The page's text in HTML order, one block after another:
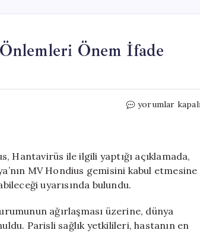
Önem İfade
DSÖ’den
Önlemleri
Önem
yorumlar
Hantavirüs ile ilgili yaptığı açıklamada,
MV Hondius gemisini kabul etmesine
uyarısında bulundu.
ağırlaşması üzerine, dünya
Parisli sağlık yetkilileri, hastanın en